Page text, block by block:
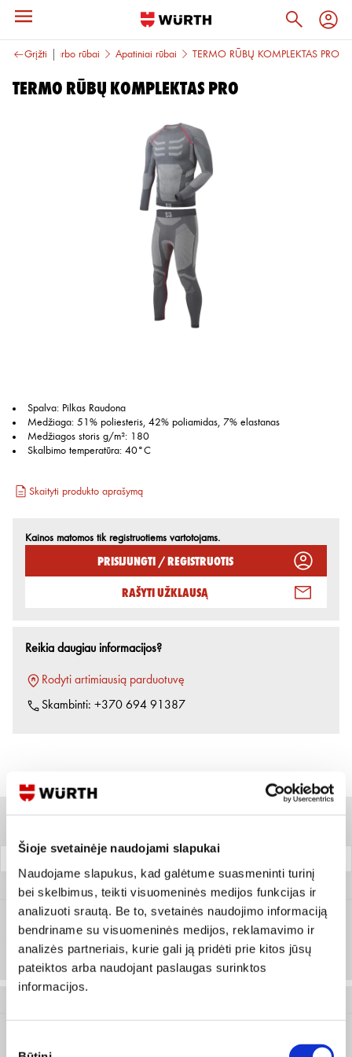
Šioje svetainėje naudojami slapukai
Naudojame slapukus, kad galėtume suasmeninti turinį
bei skelbimus, teikti visuomeninės medijos funkcijas ir
analizuoti srautą. Be to, svetainės naudojimo informaciją
bendriname su visuomeninės medijos, reklamavimo ir
analizės partneriais, kurie gali ją pridėti prie kitos jūsų
pateiktos arba naudojant paslaugas surinktos
informacijos.
Grįžti Darbo rūbai Apatiniai rūbai TERMO RŪBŲ KOMPLEKTAS PRO
TERMO RŪBŲ KOMPLEKTAS PRO
Spalva: Pilkas Raudona
Medžiaga: 51% poliesteris, 42% poliamidas, 7% elastanas
Medžiagos storis g/m²: 180
Skalbimo temperatūra: 40°C
Skaityti produkto aprašymą
Kainos matomos tik registruotiems vartotojams.
Prisijungti / Registruotis
Rašyti užklausą
Reikia daugiau informacijos?
Rodyti artimiausią parduotuvę
Skambinti: +370 694 91387
Variantai
M452 046 001
Prisijungti arba registruotis
L/XL
Prisijungti arba registruotis